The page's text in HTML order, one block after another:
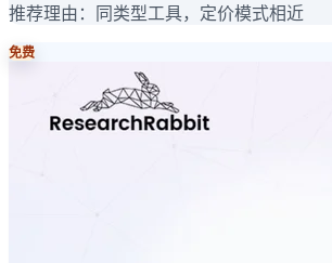
推荐理由： 同类型工具，定价模式相近
免费